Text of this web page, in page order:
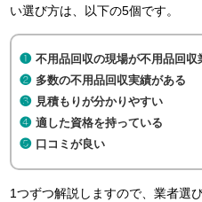
い選び方は、以下の5個です。
不用品回収の現場が不用品回収
多数の不用品回収実績がある
見積もりが分かりやすい
適した資格を持っている
口コミが良い
1つずつ解説しますので、業者選